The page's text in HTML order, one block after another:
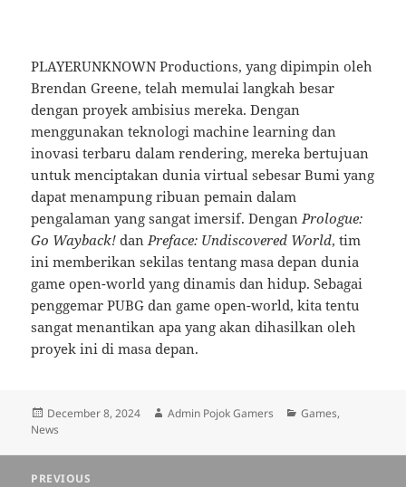
PLAYERUNKNOWN Productions, yang dipimpin oleh
Brendan Greene, telah memulai langkah besar
dengan proyek ambisius mereka. Dengan
menggunakan teknologi machine learning dan
inovasi terbaru dalam rendering, mereka bertujuan
untuk menciptakan dunia virtual sebesar Bumi yang
dapat menampung ribuan pemain dalam
pengalaman yang sangat imersif. Dengan Prologue:
Go Wayback! dan Preface: Undiscovered World, tim
ini memberikan sekilas tentang masa depan dunia
game open-world yang dinamis dan hidup. Sebagai
penggemar PUBG dan game open-world, kita tentu
sangat menantikan apa yang akan dihasilkan oleh
proyek ini di masa depan.
Posted
on
December 8, 2024 Author
Admin Pojok Gamers Categories
Games,
News
PREVIOUS